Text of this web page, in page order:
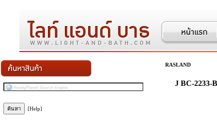
[Help]
RASLAND
J BC-